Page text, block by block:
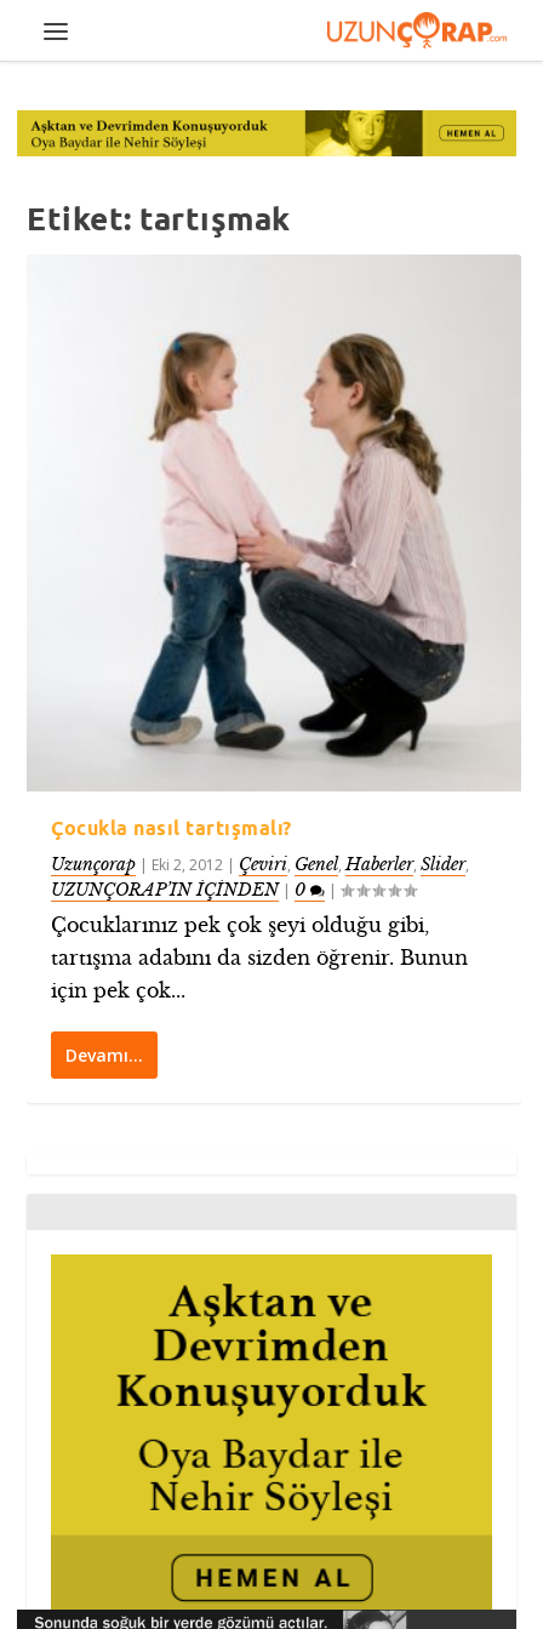
Etiket: tartışmak
Çocukla nasıl tartışmalı?
Uzunçorap | Eki 2, 2012 | Çeviri, Genel,Haberler,Slider,
UZUNÇORAP’IN İÇİNDEN| 0 |
Çocuklarınız pek çok şeyi olduğu gibi,
tartışma adabını da sizden öğrenir. Bunun
için pek çok...
Devamı…